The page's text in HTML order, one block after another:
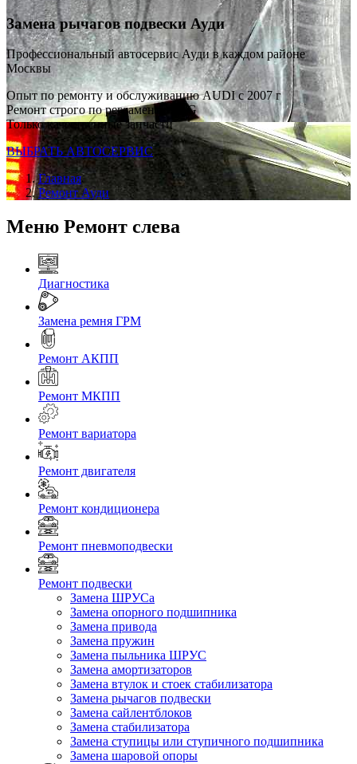
Замена рычагов подвески Ауди
Профессиональный автосервис Ауди в каждом районе
Москвы
Опыт по ремонту и обслуживанию AUDI с 2007 г
Ремонт строго по регламенту VAG
Только качественные запчасти
ВЫБРАТЬ АВТОСЕРВИС
Главная
Ремонт Ауди
Меню Ремонт слева
Диагностика
Замена ремня ГРМ
Ремонт АКПП
Ремонт МКПП
Ремонт вариатора
Ремонт двигателя
Ремонт кондиционера
Ремонт пневмоподвески
Ремонт подвески
Замена ШРУСа
Замена опорного подшипника
Замена привода
Замена пружин
Замена пыльника ШРУС
Замена амортизаторов
Замена втулок и стоек стабилизатора
Замена рычагов подвески
Замена сайлентблоков
Замена стабилизатора
Замена ступицы или ступичного подшипника
Замена шаровой опоры